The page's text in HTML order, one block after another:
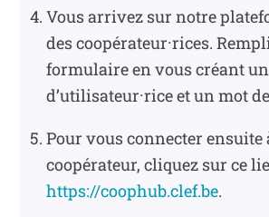
Vous arrivez sur notre
des coopérateur·rices.
formulaire en vous créant
d’utilisateur·riceet un mot
Pour vous connecter ensuite
coopérateur, cliquez sur ce
https://coophub.clef.be.